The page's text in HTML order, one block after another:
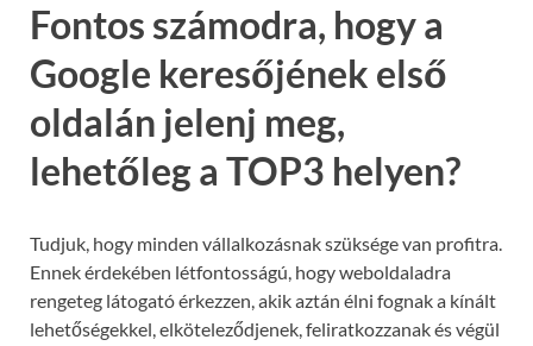
Fontos számodra, hogy a
Google keresőjének első
oldalán jelenj meg,
lehetőleg a TOP3 helyen?
Tudjuk, hogy minden vállalkozásnak szüksége van profitra.
Ennek érdekében létfontosságú, hogy weboldaladra
rengeteg látogató érkezzen, akik aztán élni fognak a kínált
lehetőségekkel, elköteleződjenek, feliratkozzanak és végül